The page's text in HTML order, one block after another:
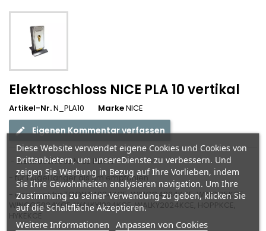
Elektroschloss NICE PLA 10 vertikal
Artikel-Nr.N_PLA10 MarkeNICE
Eigenen Kommentar verfassen
- Elektroschloss NICE PLA 10
- für Flügel länger als 3m empfohlen
- geeignet für TOONA4024KCE, WINGO4024KCE, WINGO5KCE,
WINGO5024KCE, WALKY1024KCE, WALKY2024KCE, HOPPKCE,
HYKEKCE
Diese Website verwendet eigene Cookies und Cookies von
Drittanbietern, um unsereDienste zu verbessern. Und
zeigen Sie Werbung in Bezug auf Ihre Vorlieben, indem
Sie Ihre Gewohnheiten analysieren navigation. Um Ihre
Zustimmung zu seiner Verwendung zu geben, klicken Sie
auf die Schaltfläche Akzeptieren.
Weitere Informationen Anpassen von Cookies